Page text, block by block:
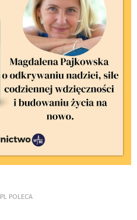
POLECA